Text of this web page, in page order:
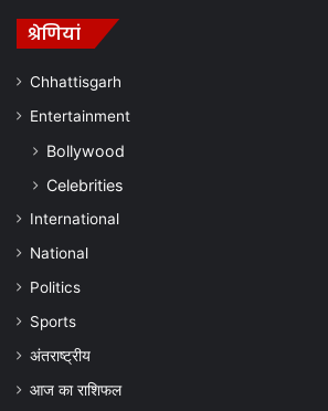
श्रेणियां
Chhattisgarh
Entertainment
Bollywood
Celebrities
International
National
Politics
Sports
अंतराष्ट्रीय
आज का राशिफल